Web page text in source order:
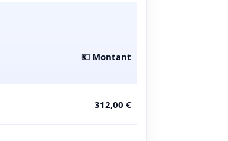
💶 Montant
312,00 €